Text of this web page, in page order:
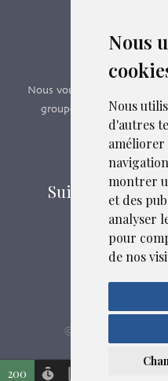
Nous
Nous
d'autres
améliorer
montrer
et des
analyser
pour
de nos
Liens et
Nous vous proposons des
groupes de pairs -
Découvrir
Suivez-nous sur
© 2026 | Fait
200